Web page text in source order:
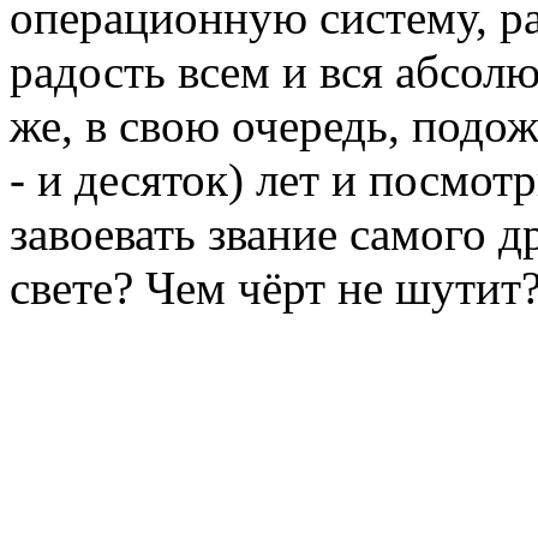
операционную систему,
радость всем и вся
же, в свою очередь,
- и десяток) лет и
завоевать звание самого
свете? Чем чёрт не